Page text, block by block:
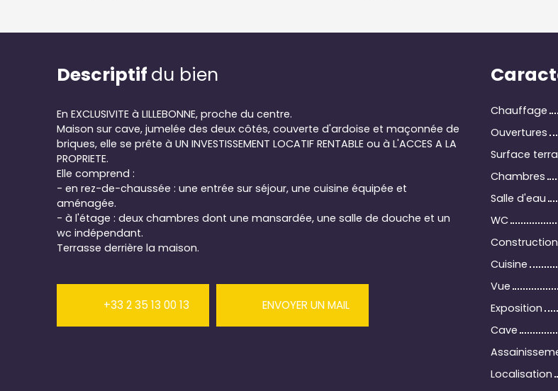
Descriptif du bien
En EXCLUSIVITE à LILLEBONNE, proche du centre.
Maison sur cave, jumelée des deux côtés, couverte d'ardoise et maçonnée de
briques, elle se prête à UN INVESTISSEMENT LOCATIF RENTABLE ou à L'ACCES A LA
PROPRIETE.
Elle comprend :
- en rez-de-chaussée : une entrée sur séjour, une cuisine équipée et
aménagée.
- à l'étage : deux chambres dont une mansardée, une salle de douche et un
wc indépendant.
Terrasse derrière la maison.
+33 2 35 13 00 13 ENVOYER UN MAIL
Chauffage
Ouvertures
Surface
Chambres
Salle d'eau
WC
Construction
Cuisine
Vue
Exposition
Cave
Localisation